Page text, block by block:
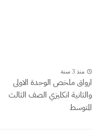
منذ 3 سنة
ارواق ملخص الوحدة الاولى
والثانية انكليزي الصف الثالث
المتوسط